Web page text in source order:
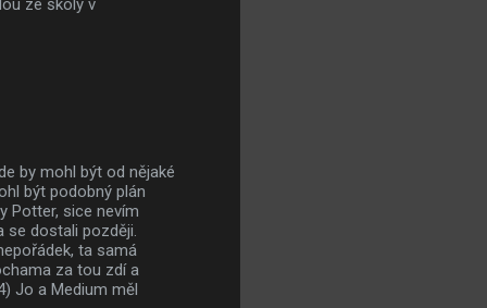
ze školy v
by mohl být od nějaké
být podobný plán
Potter, sice nevím
se dostali později.
ta samá
za tou zdí a
Jo a Medium měl